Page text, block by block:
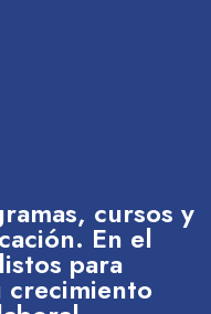
cursos y
En el
para
crecimiento